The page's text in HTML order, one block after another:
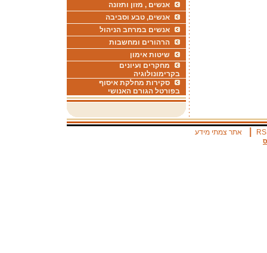
אנשים , מזון ותזונה
אנשים, טבע וסביבה
אנשים במרחב הניהול
הרהורים ומחשבות
שיטות אימון
מחקרים ועיונים
בקרימונולוגיה
סקירות מחלקת איסוף
בפורטל הגורם האנושי
אתר צמתי מידע